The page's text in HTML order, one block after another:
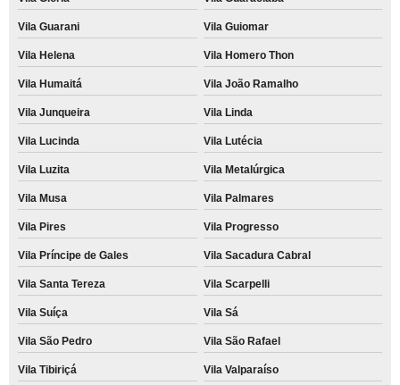
Vila Guarani Vila Guiomar
Vila Helena Vila Homero Thon
Vila Humaitá Vila João Ramalho
Vila Junqueira Vila Linda
Vila Lucinda Vila Lutécia
Vila Luzita Vila Metalúrgica
Vila Musa Vila Palmares
Vila Pires Vila Progresso
Vila Príncipe de Gales Vila Sacadura Cabral
Vila Santa Tereza Vila Scarpelli
Vila Suíça Vila Sá
Vila São Pedro Vila São Rafael
Vila Tibiriçá Vila Valparaíso